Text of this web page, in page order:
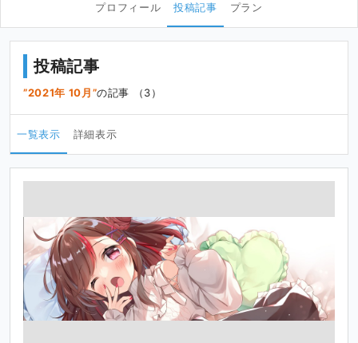
プロフィール 投稿記事 プラン
投稿記事
2021年 10月 の記事 （3）
一覧表示 詳細表示